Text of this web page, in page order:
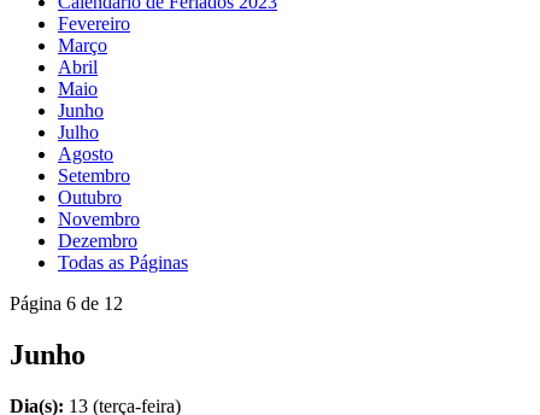
Fevereiro
Março
Abril
Maio
Junho
Julho
Agosto
Setembro
Outubro
Novembro
Dezembro
Todas as Páginas
Página 6 de 12
Junho
Dia(s): 13 (terça-feira)